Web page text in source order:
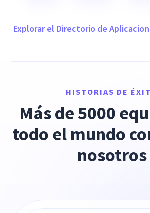
Explorar el Directorio de
HISTORIAS DE
Más de 5000
todo el mundo
nosotros